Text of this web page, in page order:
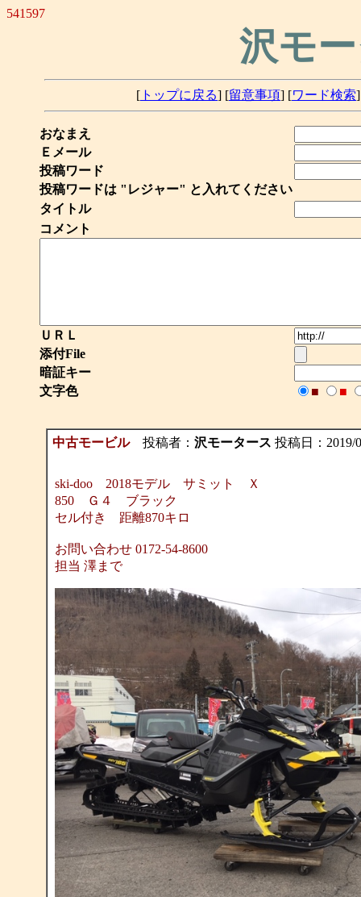
541597
沢モ
[ トップに戻る] [留意事項] [ワード検索
おなまえ
Ｅメール
投稿ワード
投稿ワードは "レジャー" と入れてください
タイトル
コメント
ＵＲＬ
添付File
暗証キー
文字色
■ ■
中古モービル投稿者： 沢モータース 投稿日：2019/
ski-doo 2018モデル サミット Ｘ
850 Ｇ４ ブラック
セル付き 距離870キロ
お問い合わせ 0172-54-8600
担当 澤まで